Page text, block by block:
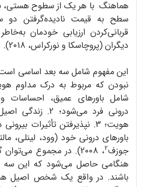
هماهنگ با هر یک از سطوح هستی،
سطح به قیمت نادیده‌گرفتن دو
قربانی‌کردن ارزیابی خودمان
دیگران (پروچاسکا و نورکراس، 2018).
نبودن که مربوط به درک مداوم
شامل باورهای عمیق، احساسات
درونی فرد می‌شود؛
هویت؛ 3. نپذیرفتن تأثیرات
باورهای درونی خود (وود، لینلی،
جوزف2
، 2008). در مجموع
هنگامی حاصل می‌شود که این سه
باشند. در واقع یک شخص اصیل